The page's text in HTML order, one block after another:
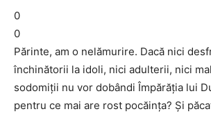
0
0
Părinte, am o nelămurire. Dacă nici
închinătorii la idoli, nici adulterii, nici
sodomiţii nu vor dobândi Împărăția lui
pentru ce mai are rost pocăința? Și